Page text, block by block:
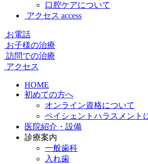
口腔ケアについて
アクセス access
お電話
お子様の治療
訪問での治療
アクセス
HOME
初めての方へ
オンライン資格について
ペイシェントハラスメント
医院紹介・設備
診療案内
一般歯科
入れ歯